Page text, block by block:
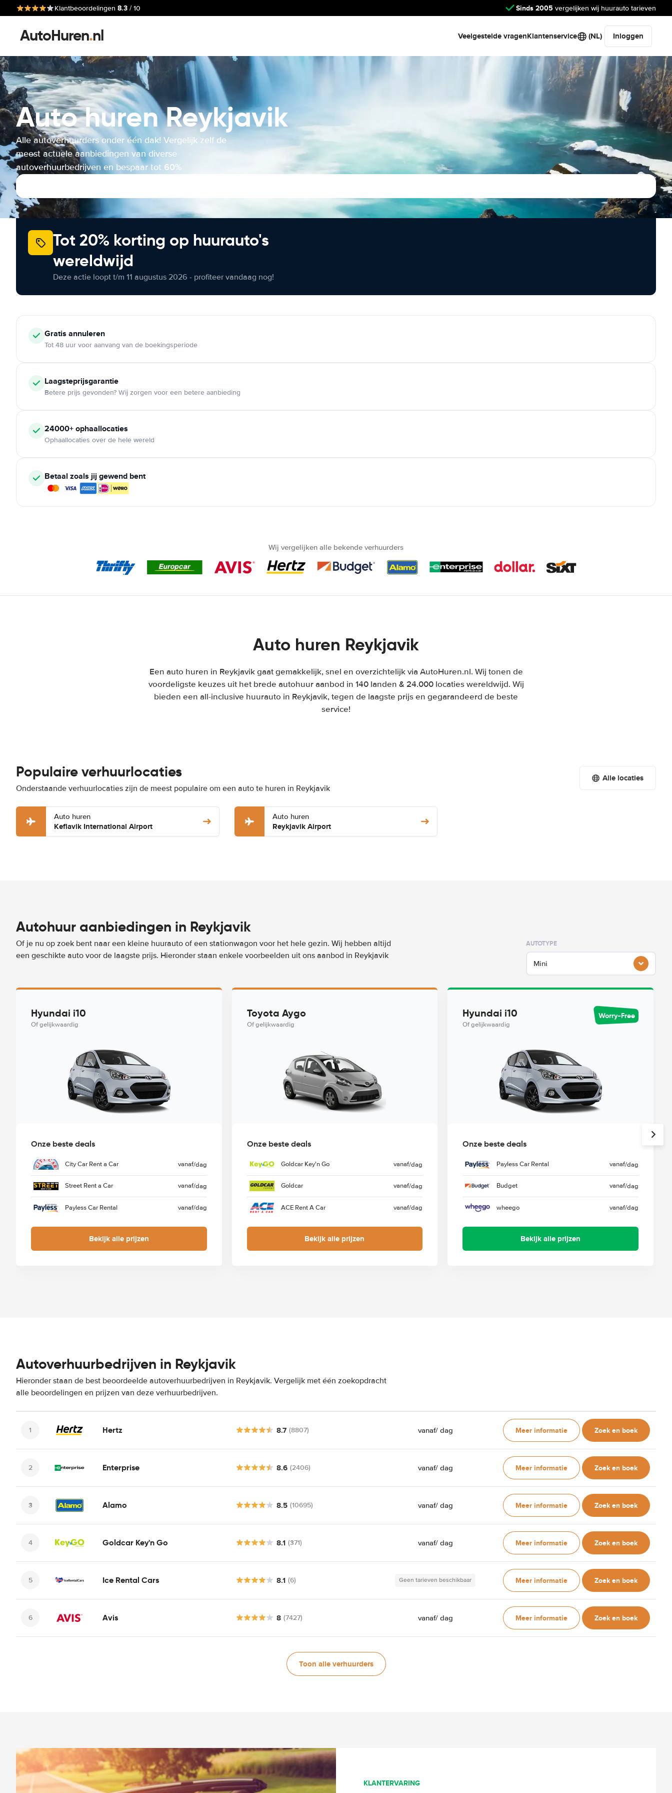
Klantbeoordelingen 8.3 / 10 Sinds 2005 vergelijken wij huurauto tarieven
AutoHuren.nl Veelgestelde vragenKlantenservice (NL) Inloggen
Auto huren Reykjavik
Alle autoverhuurders onder één dak! Vergelijk zelf de
meest actuele aanbiedingen van diverse
autoverhuurbedrijven en bespaar tot 60%
Tot 20% korting op huurauto's
wereldwijd
Deze actie loopt t/m 11 augustus 2026 - profiteer vandaag nog!
Gratis annuleren
Tot 48 uur voor aanvang van de boekingsperiode
Laagsteprijsgarantie
Betere prijs gevonden? Wij zorgen voor een betere aanbieding
24000+ ophaallocaties
Ophaallocaties over de hele wereld
Betaal zoals jij gewend bent
Wij vergelijken alle bekende verhuurders
Auto huren Reykjavik
Een auto huren in Reykjavik gaat gemakkelijk, snel en overzichtelijk via AutoHuren.nl. Wij tonen de
voordeligste keuzes uit het brede autohuur aanbod in 140 landen & 24.000 locaties wereldwijd. Wij
bieden een all-inclusive huurauto in Reykjavik, tegen de laagste prijs en gegarandeerd de beste
service!
Populaire verhuurlocaties
Onderstaande verhuurlocaties zijn de meest populaire om een auto te huren in Reykjavik
Alle locaties
Auto huren
Keflavik International Airport
Auto huren
Reykjavik Airport
Autohuur aanbiedingen in Reykjavik
Of je nu op zoek bent naar een kleine huurauto of een stationwagon voor het hele gezin. Wij hebben altijd
een geschikte auto voor de laagste prijs. Hieronder staan enkele voorbeelden uit ons aanbod in Reykjavik
AUTOTYPE
Mini
Hyundai i10
Of gelijkwaardig
Onze beste deals
City Car Rent a Car vanaf/dag
Street Rent a Car vanaf/dag
Payless Car Rental vanaf/dag
Bekijk alle prijzen
Toyota Aygo
Of gelijkwaardig
Onze beste deals
Goldcar Key'n Go vanaf/dag
Goldcar vanaf/dag
ACE Rent A Car vanaf/dag
Bekijk alle prijzen
Hyundai i10
Of gelijkwaardig
Worry-Free
Onze beste deals
Payless Car Rental vanaf/dag
Budget vanaf/dag
wheego vanaf/dag
Bekijk alle prijzen
Autoverhuurbedrijven in Reykjavik
Hieronder staan de best beoordeelde autoverhuurbedrijven in Reykjavik. Vergelijk met één zoekopdracht
alle beoordelingen en prijzen van deze verhuurbedrijven.
Hertz 8.7 (8807) vanaf/ dag Meer informatie Zoek en boek
Enterprise 8.6 (2406) vanaf/ dag Meer informatie Zoek en boek
Alamo 8.5 (10695) vanaf/ dag Meer informatie Zoek en boek
Goldcar Key'n Go 8.1 (371) vanaf/ dag Meer informatie Zoek en boek
Ice Rental Cars 8.1 (6) Geen tarieven beschikbaar Meer informatie Zoek en boek
Avis 8 (7427) vanaf/ dag Meer informatie Zoek en boek
Toon alle verhuurders
KLANTERVARING